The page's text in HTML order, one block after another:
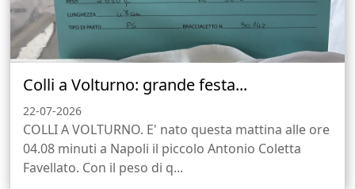
Colli a Volturno: grande festa...
22-07-2026
COLLI A VOLTURNO. E' nato questa mattina alle ore
04.08 minuti a Napoli il piccolo Antonio Coletta
Favellato. Con il peso di q...